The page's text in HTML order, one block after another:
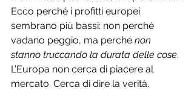
Ecco perché i profitti europei
sembrano più bassi: non perché
vadano peggio, ma perché non
stanno truccando la durata delle cose.
L’Europa non cerca di piacere al
mercato. Cerca di dire la verità.